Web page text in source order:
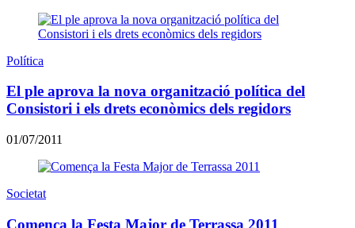
Política
El ple aprova la nova organització política del
Consistori i els drets econòmics dels regidors
01/07/2011
Societat
Comença la Festa Major de Terrassa 2011